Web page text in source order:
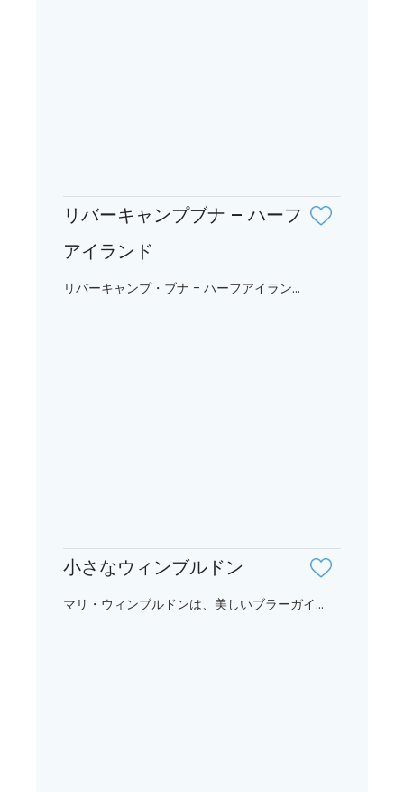
リバーキャンプブナ – ハーフ
アイランド
リバーキャンプ・ブナ - ハーフアイラン...
小さなウィンブルドン
マリ・ウィンブルドンは、美しいブラーガイ...